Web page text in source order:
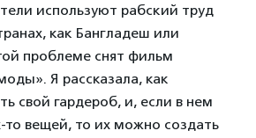
используют рабский труд
как Бангладеш или
проблеме снят фильм
Я рассказала, как
свой гардероб, и, если в нем
то вещей, то их можно создать